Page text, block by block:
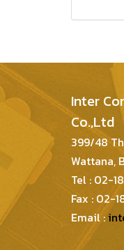
Inter
Co.,Ltd
399/48
Wattana,
Tel : 02-
Fax : 02-
Email :